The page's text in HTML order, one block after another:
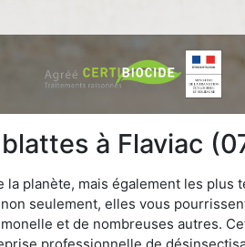
à Flaviac
planète, mais également les plus
seulement, elles vous
et de nombreuses autres.